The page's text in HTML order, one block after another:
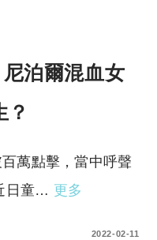
泊爾混血女
？
萬點擊，當中呼聲
日童… 更多
2022-02-11